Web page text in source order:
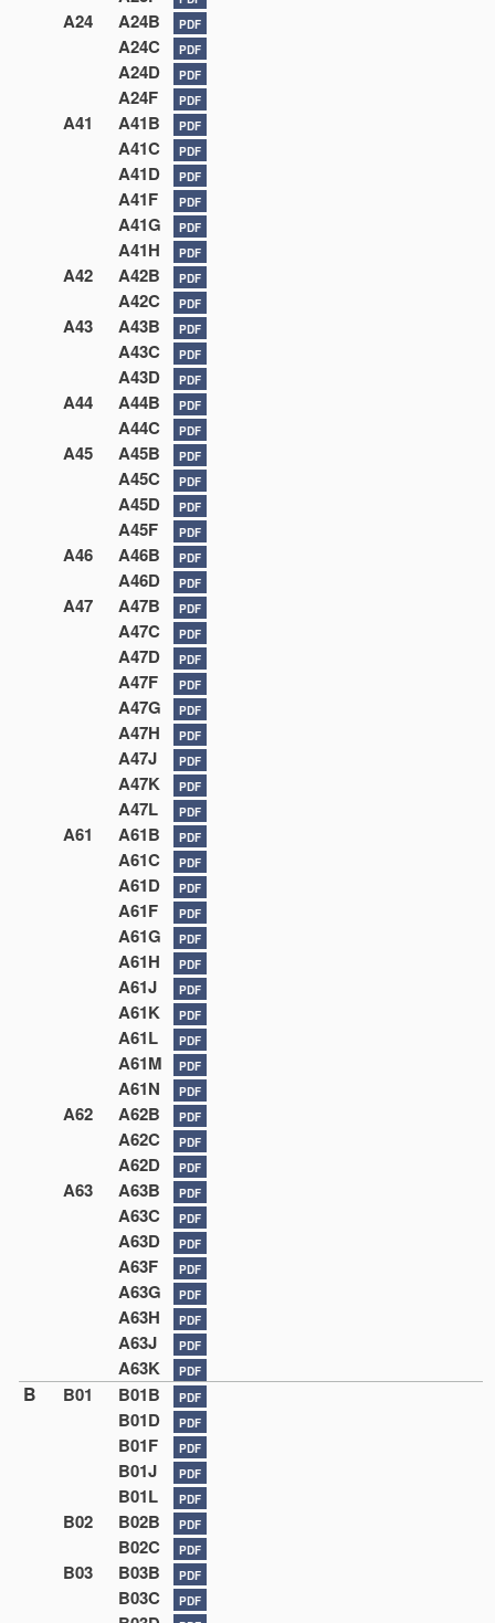
A24 A24B PDF
A24C PDF
A24D PDF
A24F PDF
A41 A41B PDF
A41C PDF
A41D PDF
A41F PDF
A41G PDF
A41H PDF
A42 A42B PDF
A42C PDF
A43 A43B PDF
A43C PDF
A43D PDF
A44 A44B PDF
A44C PDF
A45 A45B PDF
A45C PDF
A45D PDF
A45F PDF
A46 A46B PDF
A46D PDF
A47 A47B PDF
A47C PDF
A47D PDF
A47F PDF
A47G PDF
A47H PDF
A47J PDF
A47K PDF
A47L PDF
A61 A61B PDF
A61C PDF
A61D PDF
A61F PDF
A61G PDF
A61H PDF
A61J PDF
A61K PDF
A61L PDF
A61M PDF
A61N PDF
A62 A62B PDF
A62C PDF
A62D PDF
A63 A63B PDF
A63C PDF
A63D PDF
A63F PDF
A63G PDF
A63H PDF
A63J PDF
A63K PDF
B B01 B01B PDF
B01D PDF
B01F PDF
B01J PDF
B01L PDF
B02 B02B PDF
B02C PDF
B03 B03B PDF
B03C PDF